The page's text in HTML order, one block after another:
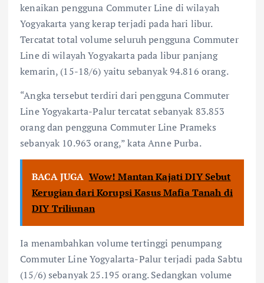
kenaikan pengguna Commuter Line di wilayah
Yogyakarta yang kerap terjadi pada hari libur.
Tercatat total volume seluruh pengguna Commuter
Line di wilayah Yogyakarta pada libur panjang
kemarin, (15-18/6) yaitu sebanyak 94.816 orang.
“Angka tersebut terdiri dari pengguna Commuter
Line Yogyakarta-Palur tercatat sebanyak 83.853
orang dan pengguna Commuter Line Prameks
sebanyak 10.963 orang,” kata Anne Purba.
BACA JUGA Wow! Mantan Kajati DIY Sebut
Kerugian dari Korupsi Kasus Mafia Tanah di
DIY Triliunan
Ia menambahkan volume tertinggi penumpang
Commuter Line Yogyalarta-Palur terjadi pada Sabtu
(15/6) sebanyak 25.195 orang. Sedangkan volume